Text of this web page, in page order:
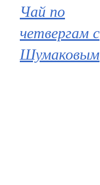
Чай по
четвергам с
Шумаковым